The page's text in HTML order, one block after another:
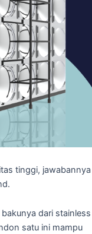
tinggi, jawabannya
dari stainless
satu ini mampu